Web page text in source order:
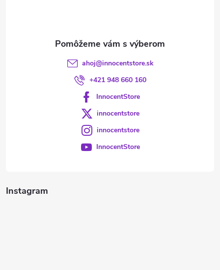
Instagram
ahoj@innocentstore.sk
+421 948 660 160
InnocentStore
innocentstore
innocentstore
InnocentStore